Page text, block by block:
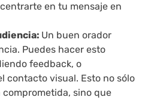
en tu mensaje en
Un buen orador
Puedes hacer esto
feedback, o
contacto visual. Esto no sólo
sino que